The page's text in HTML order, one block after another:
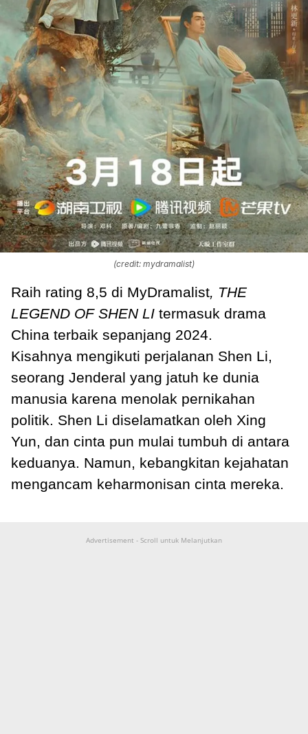
(credit: mydramalist)
Raih rating 8,5 di MyDramalist, THE
LEGEND OF SHEN LI termasuk drama
China terbaik sepanjang 2024.
Kisahnya mengikuti perjalanan Shen Li,
seorang Jenderal yang jatuh ke dunia
manusia karena menolak pernikahan
politik. Shen Li diselamatkan oleh Xing
Yun, dan cinta pun mulai tumbuh di antara
keduanya. Namun, kebangkitan kejahatan
mengancam keharmonisan cinta mereka.
Advertisement - Scroll untuk Melanjutkan